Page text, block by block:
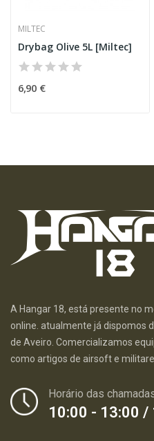
MILTEC
Drybag Olive 5L [Miltec]
6,90 €
A Hangar 18, está presente no
online. atualmente já dispomos
de Aveiro. Comercializamos
como artigos de airsoft e
Horário das
10:00 - 13:00 /